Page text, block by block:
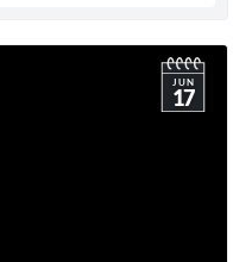
JUN
17